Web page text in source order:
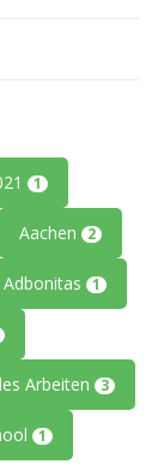
1
Aachen 2
Adbonitas 1
Arbeiten 3
1